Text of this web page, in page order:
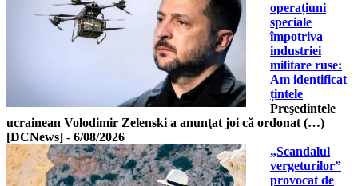
operațiuni
speciale
împotriva
industriei
militare ruse:
Am identificat
țintele
Preşedintele
ucrainean Volodimir Zelenski a anunţat joi că ordonat (…)
[DCNews] - 6/08/2026
„Scandalul
vergeturilor”
provocat de